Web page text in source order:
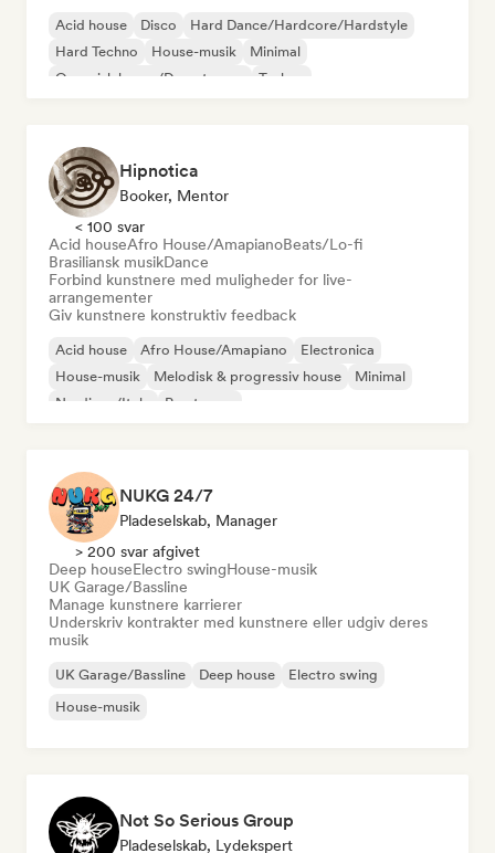
Acid house Disco
Hard Dance/Hardcore/Hardstyle
Hard Techno
House-musik
Minimal
Organisk house/Downtempo
Techno
Hipnotica
Booker, Mentor
< 100 svar
Acid houseAfro House/AmapianoBeats/Lo-fi
Brasiliansk musikDance
Forbind kunstnere med muligheder for live-
arrangementer
Giv kunstnere konstruktiv feedback
Acid house Afro House/Amapiano
Electronica
House-musik
Melodisk & progressiv house
Minimal
Nu-disco/Italo
Psy-trance
NUKG 24/7
Pladeselskab, Manager
> 200 svar afgivet
Deep houseElectro swingHouse-musik
UK Garage/Bassline
Manage kunstnere karrierer
Underskriv kontrakter med kunstnere eller udgiv deres
musik
UK Garage/Bassline Deep house
Electro swing
House-musik
Not So Serious Group
Pladeselskab, Lydekspert